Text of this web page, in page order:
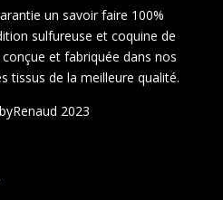
un savoir faire 100%
sulfureuse et coquine de
et fabriquée dans nos
tissus de la meilleure qualité.
2023